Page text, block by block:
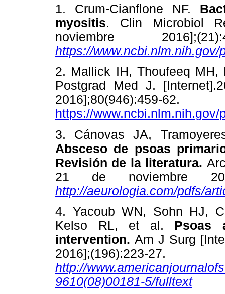
1. Crum-Cianflone NF.
myositis. Clin Microbiol
noviembre
https://
2. Mallick IH, Thoufeeq MH,
Postgrad Med J.
https://
3. Cánovas JA,
Absceso de psoas
Revisión de la literatura.
21 de noviembre
http://aeurologia.com/pdfs/
4. Yacoub WN, Sohn HJ,
Kelso RL, et al. Psoas
intervention. Am J Surg
http://
9610(08)00181-5/fulltext